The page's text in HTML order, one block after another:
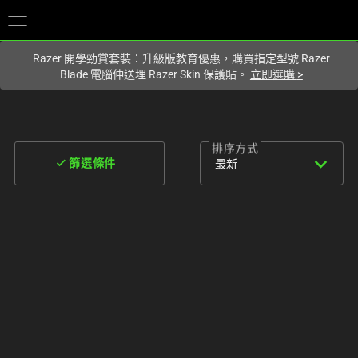
Razer 開學勁賞套裝：升級版教育優惠，購買指定型號 Razer
Blade 電腦仲送埋 Razer Skin 保護貼。 立即選購 >
done 篩選條件
排序方式
expand_more
最新